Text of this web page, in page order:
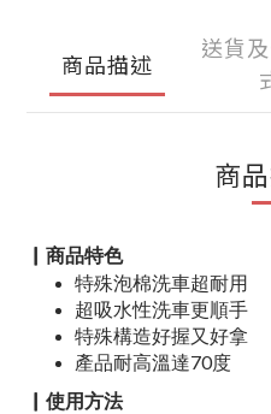
商品描述
送貨
商
▏商品特色
特殊泡棉洗車超耐用
超吸水性洗車更順手
特殊構造好握又好拿
產品耐高溫達70度
▏使用方法